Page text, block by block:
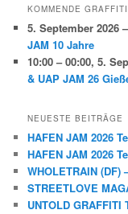
KOMMENDE
5. September 2026 –
JAM 10 Jahre
10:00 – 00:00,5.
& UAP JAM 26
NEUESTE BEITRÄGE
HAFEN JAM 2026
HAFEN JAM 2026
WHOLETRAIN
STREETLOVE
UNTOLD GRAFFITI